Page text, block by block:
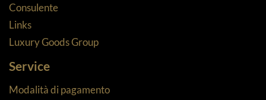
Consulente
Links
Luxury Goods Group
Service
Modalità di pagamento